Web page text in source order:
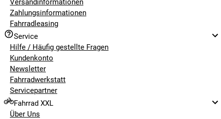
Versandinformationen
Zahlungsinformationen
Fahrradleasing
Service
Hilfe / Häufig gestellte Fragen
Kundenkonto
Newsletter
Fahrradwerkstatt
Servicepartner
Fahrrad XXL
Über Uns